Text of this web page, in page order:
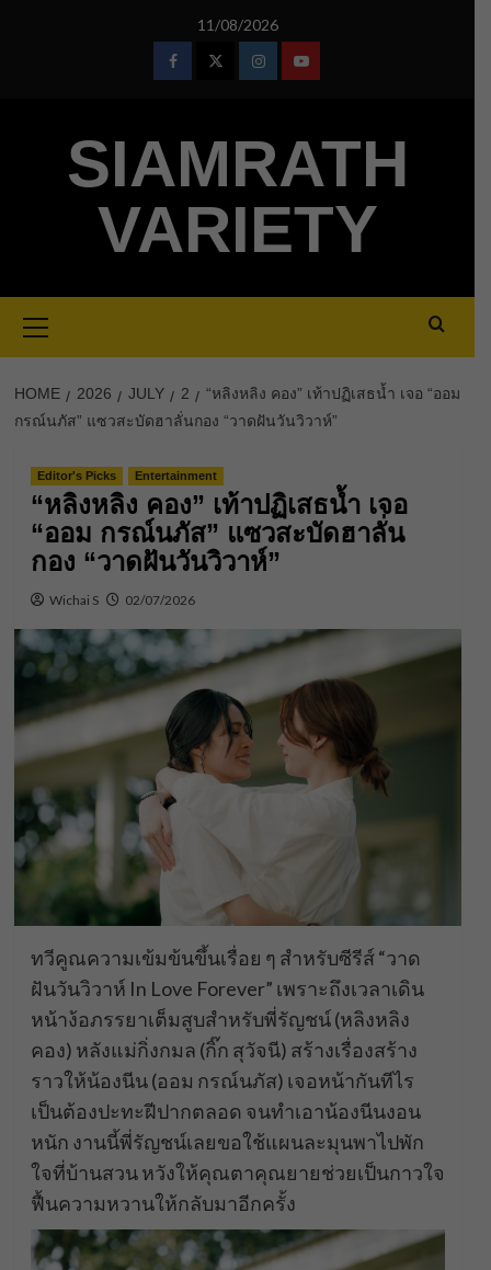
11/08/2026
FacebookTwitterInstagramYoutube
SIAMRATH
VARIETY
Menu
HOME 2026 JULY 2
“หลิงหลิง คอง” เท้าปฏิเสธน้ำ เจอ “ออม
กรณ์นภัส” แซวสะบัดฮาลั่นกอง “วาดฝันวันวิวาห์”
Editor's Picks Entertainment
“หลิงหลิง คอง” เท้าปฏิเสธน้ำ เจอ
“ออม กรณ์นภัส” แซวสะบัดฮาลั่น
กอง “วาดฝันวันวิวาห์”
Wichai S 02/07/2026
ทวีคูณความเข้มข้นขึ้นเรื่อย ๆ สำหรับซีรีส์ “วาด
ฝันวันวิวาห์ In Love Forever” เพราะถึงเวลาเดิน
หน้าง้อภรรยาเต็มสูบสำหรับพี่รัญชน์ (หลิงหลิง
คอง) หลังแม่กิ่งกมล (กิ๊ก สุวัจนี) สร้างเรื่องสร้าง
ราวให้น้องนีน (ออม กรณ์นภัส) เจอหน้ากันทีไร
เป็นต้องปะทะฝีปากตลอด จนทำเอาน้องนีนงอน
หนัก งานนี้พี่รัญชน์เลยขอใช้แผนละมุนพาไปพัก
ใจที่บ้านสวน หวังให้คุณตาคุณยายช่วยเป็นกาวใจ
ฟื้นความหวานให้กลับมาอีกครั้ง